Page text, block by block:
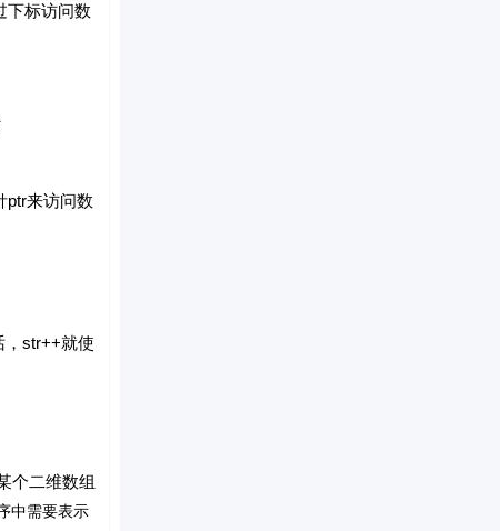
标访问数
来访问数
str++就使
二维数组
中需要表示